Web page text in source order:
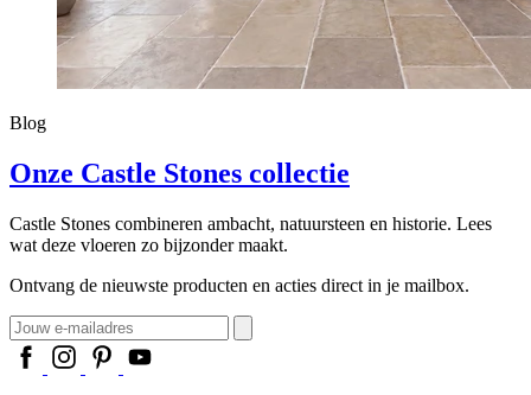
Blog
Onze Castle Stones collectie
Castle Stones combineren ambacht, natuursteen en historie. Lees
wat deze vloeren zo bijzonder maakt.
Ontvang de nieuwste producten en acties direct in je mailbox.